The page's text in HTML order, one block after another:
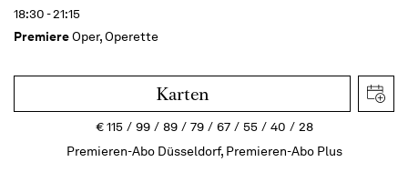
18:30 - 21:15
PremiereOper, Operette
Karten
€115 99 89 79 67 55 40
28
Premieren-Abo Düsseldorf, Premieren-Abo Plus